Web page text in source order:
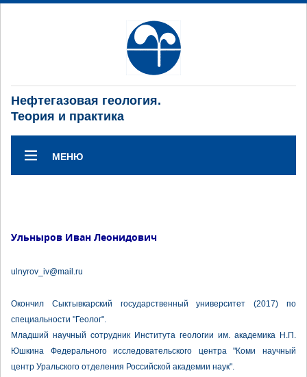
Нефтегазовая геология.
Теория и практика
МЕНЮ
Ульныров Иван Леонидович
ulnyrov_iv@mail.ru
Окончил Сыктывкарский государственный университет (2017) по
специальности "Геолог".
Младший научный сотрудник Института геологии им. академика Н.П.
Юшкина Федерального исследовательского центра "Коми научный
центр Уральского отделения Российской академии наук".